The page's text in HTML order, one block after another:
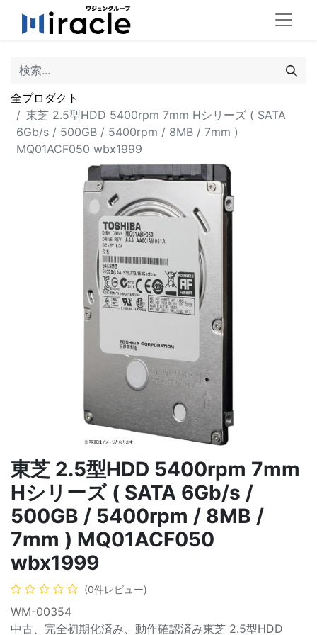
全プロダクト
東芝 2.5型HDD 5400rpm 7mm Hシリーズ ( SATA
6Gb/s / 500GB / 5400rpm / 8MB / 7mm )
MQ01ACF050 wbx1999
東芝 2.5型HDD 5400rpm 7mm
Hシリーズ ( SATA 6Gb/s /
500GB / 5400rpm / 8MB /
7mm ) MQ01ACF050
wbx1999
(0件レビュー)
WM-00354
中古、完全初期化済み、動作確認済み東芝 2.5型HDD